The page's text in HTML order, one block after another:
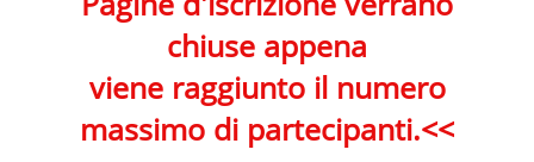
chiuse appena
viene raggiunto il numero
massimo di partecipanti.<<